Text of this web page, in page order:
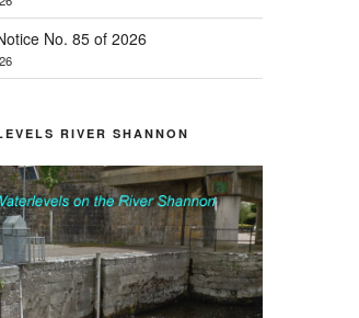
No. 85 of 2026
RIVER SHANNON